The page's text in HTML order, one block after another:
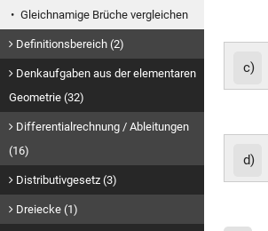
c)
d)
Gleichnamige Brüche vergleichen
Definitionsbereich (2)
Denkaufgaben aus der elementaren
Geometrie (32)
Differentialrechnung / Ableitungen
(16)
Distributivgesetz (3)
Dreiecke (1)